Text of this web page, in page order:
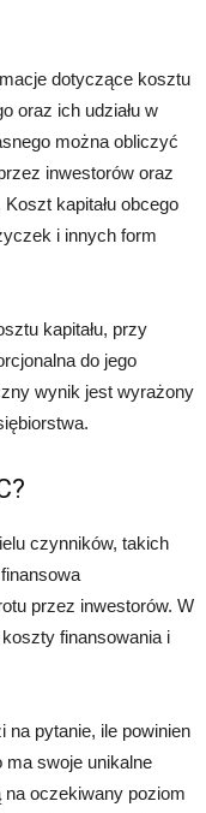
dotyczące kosztu
oraz ich udziału w
można obliczyć
inwestorów oraz
kapitału obcego
i innych form
kapitału, przy
do jego
wynik jest wyrażony
czynników, takich
przez inwestorów. W
finansowania i
na pytanie, ile powinien
swoje unikalne
na oczekiwany poziom